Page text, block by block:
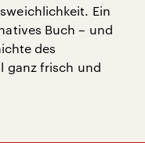
Ein
Buch – und
des
ganz frisch und